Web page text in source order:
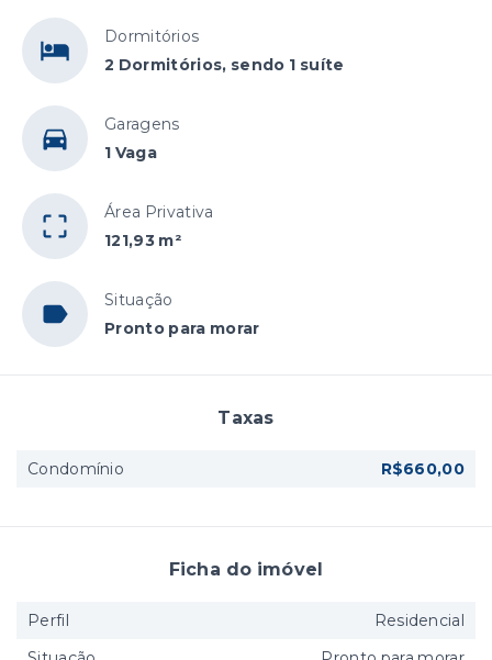
Dormitórios
2 Dormitórios, sendo 1 suíte
Garagens
1 Vaga
Área Privativa
121,93 m²
Situação
Pronto para morar
Taxas
Condomínio R$660,00
Ficha do imóvel
Perfil
Residencial